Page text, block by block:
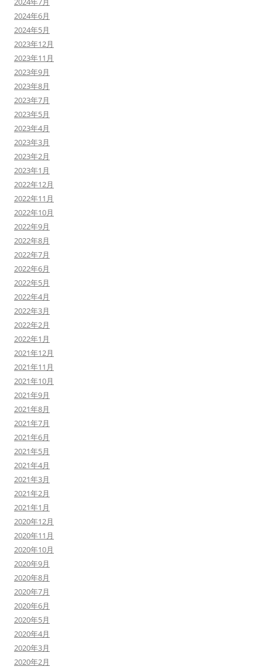
2024年6月
2024年5月
2023年12月
2023年11月
2023年9月
2023年8月
2023年7月
2023年5月
2023年4月
2023年3月
2023年2月
2023年1月
2022年12月
2022年11月
2022年10月
2022年9月
2022年8月
2022年7月
2022年6月
2022年5月
2022年4月
2022年3月
2022年2月
2022年1月
2021年12月
2021年11月
2021年10月
2021年9月
2021年8月
2021年7月
2021年6月
2021年5月
2021年4月
2021年3月
2021年2月
2021年1月
2020年12月
2020年11月
2020年10月
2020年9月
2020年8月
2020年7月
2020年6月
2020年5月
2020年4月
2020年3月
2020年2月